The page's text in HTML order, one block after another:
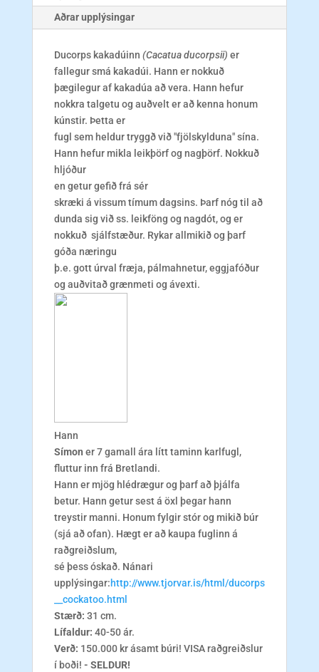
Aðrar upplýsingar
Ducorps kakadúinn (Cacatua ducorpsii) er
fallegur smá kakadúi. Hann er nokkuð
þægilegur af kakadúa að vera. Hann hefur
nokkra talgetu og auðvelt er að kenna honum
kúnstir. Þetta er
fugl sem heldur tryggð við "fjölskylduna" sína.
Hann hefur mikla leikþörf og nagþörf. Nokkuð
hljóður
en getur gefið frá sér
skræki á vissum tímum dagsins. Þarf nóg til að
dunda sig við ss. leikföng og nagdót, og er
nokkuð sjálfstæður. Rykar allmikið og þarf
góða næringu
þ.e. gott úrval fræja, pálmahnetur, eggjafóður
og auðvitað grænmeti og ávexti.
Hann
Símon er 7 gamall ára lítt taminn karlfugl,
fluttur inn frá Bretlandi.
Hann er mjög hlédrægur og þarf að þjálfa
betur. Hann getur sest á öxl þegar hann
treystir manni. Honum fylgir stór og mikið búr
(sjá að ofan). Hægt er að kaupa fuglinn á
raðgreiðslum,
sé þess óskað. Nánari
upplýsingar:http://www.tjorvar.is/html/ducorps
__cockatoo.html
Stærð: 31 cm.
Lífaldur: 40-50 ár.
Verð: 150.000 kr ásamt búri! VISA raðgreiðslur
í boði! - SELDUR!